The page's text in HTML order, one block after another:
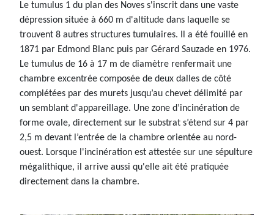
Le tumulus 1 du plan des Noves s'inscrit dans une vaste
dépression située à 660 m d'altitude dans laquelle se
trouvent 8 autres structures tumulaires. Il a été fouillé en
1871 par Edmond Blanc puis par Gérard Sauzade en 1976.
Le tumulus de 16 à 17 m de diamètre renfermait une
chambre excentrée composée de deux dalles de côté
complétées par des murets jusqu’au chevet délimité par
un semblant d'appareillage. Une zone d’incinération de
forme ovale, directement sur le substrat s’étend sur 4 par
2,5 m devant l’entrée de la chambre orientée au nord-
ouest. Lorsque l'incinération est attestée sur une sépulture
mégalithique, il arrive aussi qu'elle ait été pratiquée
directement dans la chambre.